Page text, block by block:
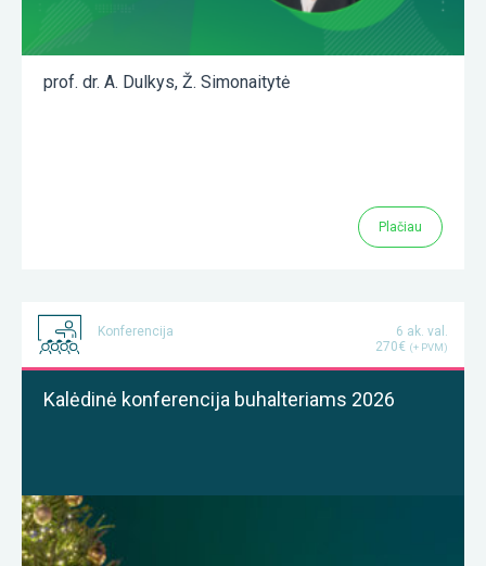
prof. dr. A. Dulkys, Ž. Simonaitytė
Plačiau
Konferencija
6 ak. val.
270€ (+ PVM)
Kalėdinė konferencija buhalteriams 2026